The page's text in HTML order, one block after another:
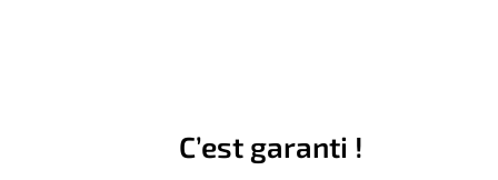
C’est garanti !